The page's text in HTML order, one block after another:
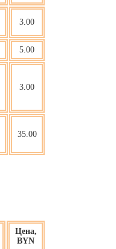
3.00
5.00
3.00
35.00
Цена,
BYN